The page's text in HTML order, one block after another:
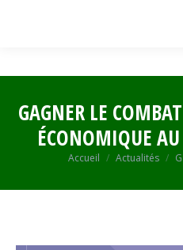
GAGNER LE
ÉCONOMIQUE
Vous êtes ici :
Accueil Actualités